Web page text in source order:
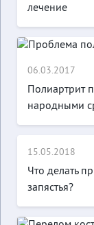
лечение
06.03.2017
Полиартрит
народными
15.05.2018
Что делать
запястья?